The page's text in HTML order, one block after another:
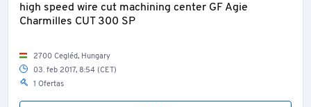
high speed wire cut machining center GF Agie
Charmilles CUT 300 SP
2700 Cegléd, Hungary
03. feb 2017, 8:54 (CET)
1 Ofertas